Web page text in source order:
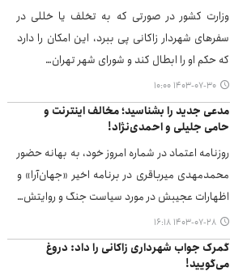
وزارت کشور در صورتی که به تخلف یا خللی در
سفرهای شهردار زاکانی پی ببرد، این امکان را دارد
که حکم او را ابطال کند و شورای شهر تهران…
۱۴۰۳-۰۷-۳۰ ۱۰:۰۰
مدعی جدید را بشناسید؛ مخالف اینترنت و
حامی جلیلی و احمدی‌نژاد!
روزنامه اعتماد در شماره امروز خود، به بهانه حضور
محمدمهدی میرباقری در برنامه اخیر «جهان‌آرا» و
اظهارات عجیبش در مورد سیاست جنگ و روایتش…
۱۴۰۳-۰۷-۲۸ ۱۶:۱۸
گمرک جواب شهرداری زاکانی را داد: دروغ
می‌گویید!